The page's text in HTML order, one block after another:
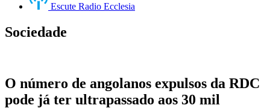
Escute Radio Ecclesia
Sociedade
O número de angolanos expulsos da RDC
pode já ter ultrapassado aos 30 mil